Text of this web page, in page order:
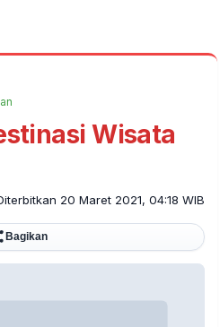
Wisata
20 Maret 2021, 04:18 WIB
Bagikan